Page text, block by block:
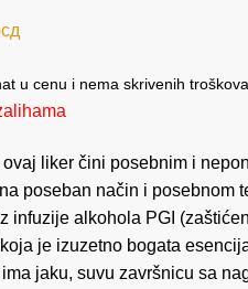
u cenu i nema skrivenih troškova
ovaj liker čini posebnim i
poseban način i posebnom
infuzije alkohola PGI
je izuzetno bogata
jaku, suvu završnicu sa